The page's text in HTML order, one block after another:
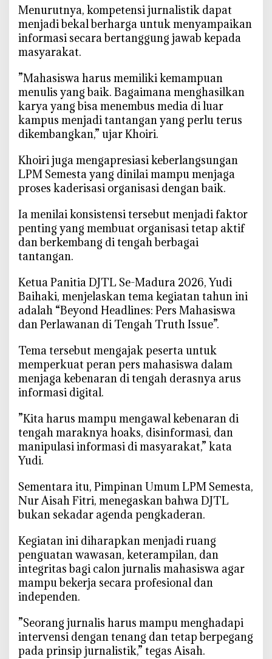
0
2
t
a
k
J
u
n
a
l
s
M
a
s
i
s
w
P
r
o
s
i
o
l
‎Menurutnya, kompetensi jurnalistik dapat
menjadi bekal berharga untuk menyampaikan
informasi secara bertanggung jawab kepada
masyarakat.
‎”Mahasiswa harus memiliki kemampuan
menulis yang baik. Bagaimana menghasilkan
karya yang bisa menembus media di luar
kampus menjadi tantangan yang perlu terus
dikembangkan,” ujar Khoiri.
‎Khoiri juga mengapresiasi keberlangsungan
LPM Semesta yang dinilai mampu menjaga
proses kaderisasi organisasi dengan baik.
‎Ia menilai konsistensi tersebut menjadi faktor
penting yang membuat organisasi tetap aktif
dan berkembang di tengah berbagai
tantangan.
‎Ketua Panitia DJTL Se-Madura 2026, Yudi
Baihaki, menjelaskan tema kegiatan tahun ini
adalah “Beyond Headlines: Pers Mahasiswa
dan Perlawanan di Tengah Truth Issue”.
‎Tema tersebut mengajak peserta untuk
memperkuat peran pers mahasiswa dalam
menjaga kebenaran di tengah derasnya arus
informasi digital.
‎”Kita harus mampu mengawal kebenaran di
tengah maraknya hoaks, disinformasi, dan
manipulasi informasi di masyarakat,” kata
Yudi.
‎Sementara itu, Pimpinan Umum LPM Semesta,
Nur Aisah Fitri, menegaskan bahwa DJTL
bukan sekadar agenda pengkaderan.
‎Kegiatan ini diharapkan menjadi ruang
penguatan wawasan, keterampilan, dan
integritas bagi calon jurnalis mahasiswa agar
mampu bekerja secara profesional dan
independen.
‎”Seorang jurnalis harus mampu menghadapi
intervensi dengan tenang dan tetap berpegang
pada prinsip jurnalistik,” tegas Aisah.